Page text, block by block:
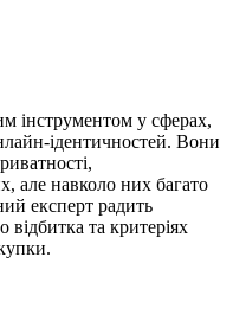
інструментом у сферах,
ідентичностей. Вони
але навколо них багато
експерт радить
та критеріях